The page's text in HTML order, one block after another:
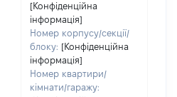
[Конфіденційна
інформація]
Номер корпусу/секції/
блоку: [Конфіденційна
інформація]
Номер квартири/
кімнати/гаражу: